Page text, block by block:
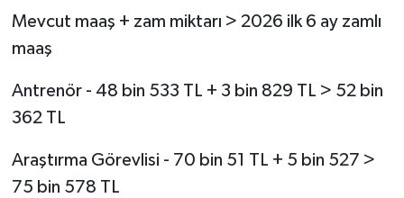
Mevcut maaş + zam miktarı > 2026 ilk 6 ay zamlı
maaş
Antrenör - 48 bin 533 TL + 3 bin 829 TL > 52 bin
362 TL
Araştırma Görevlisi - 70 bin 51 TL + 5 bin 527 >
75 bin 578 TL